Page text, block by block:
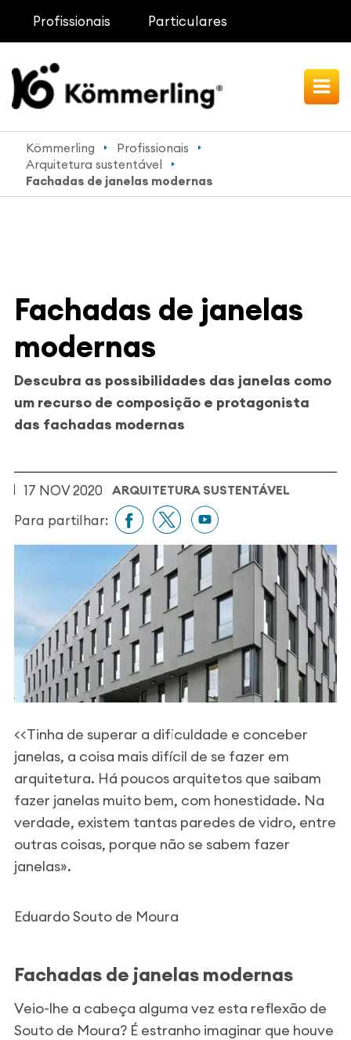
Profissionais Particulares
Kömmerling
Profissionais
Arquitetura sustentável
Fachadas de janelas modernas
Fachadas de janelas
modernas
Descubra as possibilidades das janelas como
um recurso de composição e protagonista
das fachadas modernas
17 NOV 2020 ARQUITETURA SUSTENTÁVEL
Para partilhar:
<<Tinha de superar a dificuldade e conceber
janelas, a coisa mais difícil de se fazer em
arquitetura. Há poucos arquitetos que saibam
fazer janelas muito bem, com honestidade. Na
verdade, existem tantas paredes de vidro, entre
outras coisas, porque não se sabem fazer
janelas».
Eduardo Souto de Moura
Fachadas de janelas modernas
Veio-lhe a cabeça alguma vez esta reflexão de
Souto de Moura? É estranho imaginar que houve